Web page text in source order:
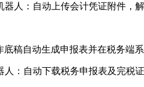
器人：自动上传会计凭证附件，
稿自动生成申报表并在税务端
：自动下载税务申报表及完税